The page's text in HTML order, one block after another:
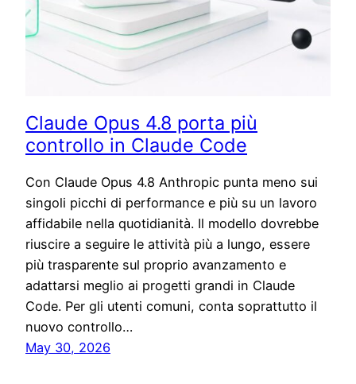
Claude Opus 4.8 porta più
controllo in Claude Code
Con Claude Opus 4.8 Anthropic punta meno sui
singoli picchi di performance e più su un lavoro
affidabile nella quotidianità. Il modello dovrebbe
riuscire a seguire le attività più a lungo, essere
più trasparente sul proprio avanzamento e
adattarsi meglio ai progetti grandi in Claude
Code. Per gli utenti comuni, conta soprattutto il
nuovo controllo…
May 30, 2026